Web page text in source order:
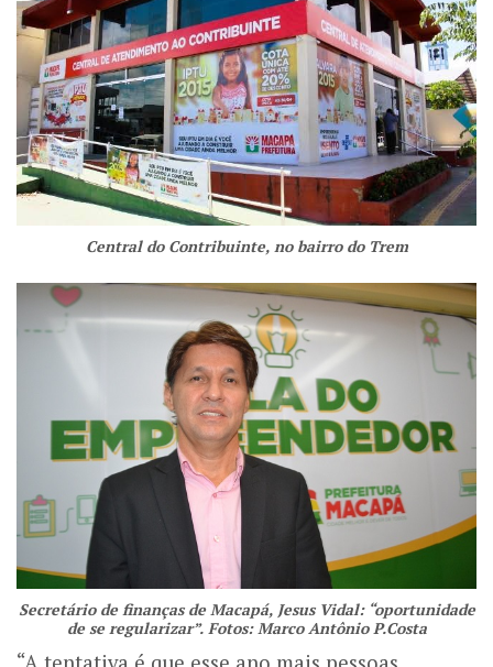
Central do Contribuinte, no bairro do Trem
Secretário de finanças de Macapá, Jesus Vidal: “oportunidade
de se regularizar”. Fotos: Marco Antônio P.Costa